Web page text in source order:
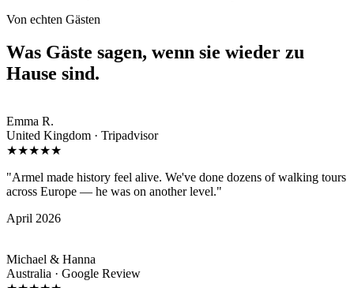
Von echten Gästen
Was Gäste sagen, wenn sie wieder zu
Hause sind.
Emma R.
United Kingdom · Tripadvisor
★★★★★
"Armel made history feel alive. We've done dozens of walking tours
across Europe — he was on another level."
April 2026
Michael & Hanna
Australia · Google Review